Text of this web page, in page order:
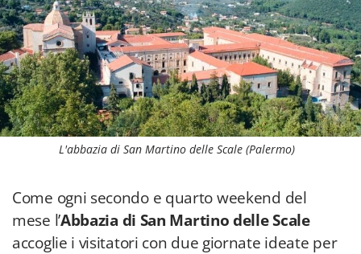
L'abbazia di San Martino delle Scale (Palermo)
Come ogni secondo e quarto weekend del
mese l’Abbazia di San Martino delle Scale
accoglie i visitatori con due giornate ideate per